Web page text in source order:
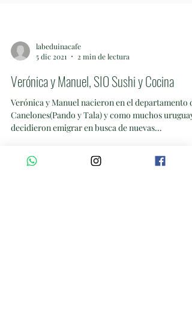
labeduinacafe
5 dic 2021
2 min de lectura
Verónica y Manuel, SIO Sushi y Cocina
Verónica y Manuel nacieron en el departamento
Canelones(Pando y Tala) y como muchos
decidieron emigrar en busca de nuevas...